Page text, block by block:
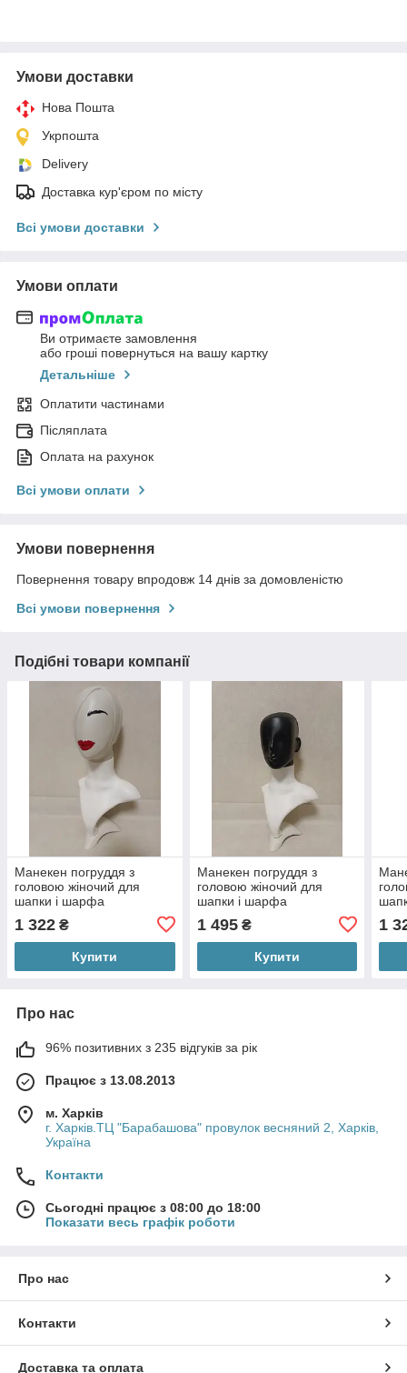
Умови доставки
Нова Пошта
Укрпошта
Delivery
Доставка кур'єром по місту
Всі умови доставки
Умови оплати
Ви отримаєте замовлення
або гроші повернуться на вашу картку
Детальніше
Оплатити частинами
Післяплата
Оплата на рахунок
Всі умови оплати
Умови повернення
Повернення товару впродовж 14 днів за домовленістю
Всі умови повернення
Подібні товари компанії
Манекен погруддя з
головою жіночий для
шапки і шарфа
1 322 ₴
Купити
Манекен погруддя з
головою жіночий для
шапки і шарфа
1 495₴
Купити
1
Про нас
96% позитивних з 235 відгуків за рік
Працює з 13.08.2013
м. Харків
г. Харків.ТЦ "Барабашова" провулок весняний 2, Харків,
Україна
Контакти
Сьогодні працює з 08:00 до 18:00
Показати весь графік роботи
Про нас
Контакти
Доставка та оплата